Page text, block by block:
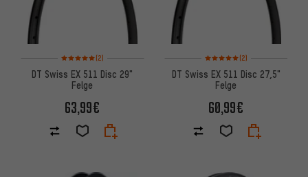
Bewertungen: 5 von 5 basierend auf 2 Bewertungen
(2)
DT Swiss EX 511 Disc 29"
Felge
63,99€
Bewertungen: 5 von 5
(2)
DT Swiss EX 511 Disc 27,5"
Felge
60,99€